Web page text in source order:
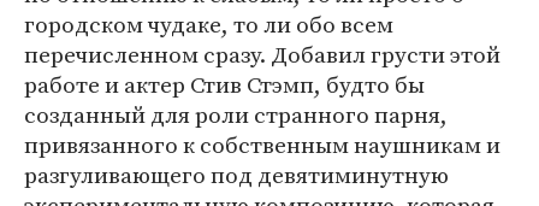
городском чудаке, то ли обо всем
перечисленном сразу. Добавил грусти этой
работе и актер Стив Стэмп, будто бы
созданный для роли странного парня,
привязанного к собственным наушникам и
разгуливающего под девятиминутную